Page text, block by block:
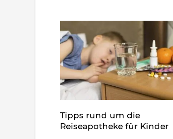
Tipps rund um die
Reiseapotheke für Kinder